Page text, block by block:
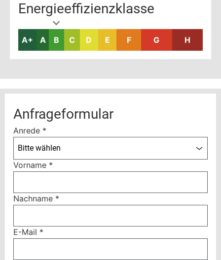
Energieeffizienzklasse
A+ A B C D E F G H
Anfrageformular
Anrede *
Bitte wählen
Vorname *
Nachname *
E-Mail *